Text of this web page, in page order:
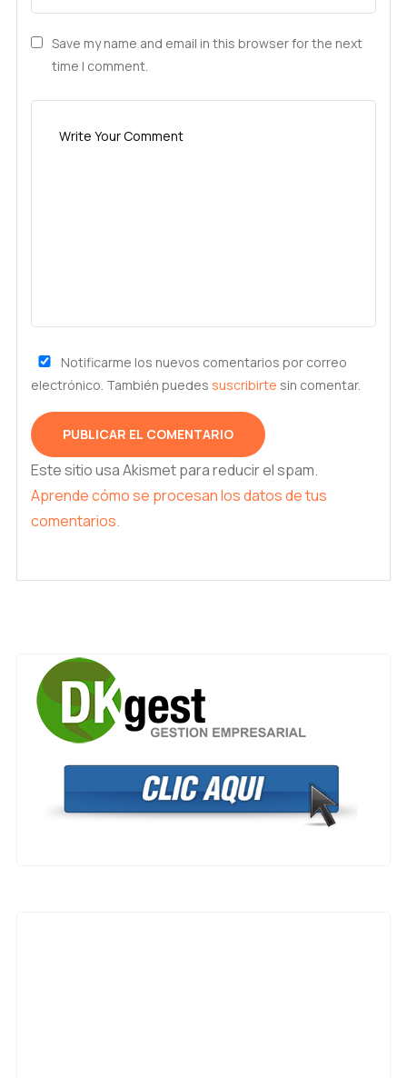
Save my name and email in this browser for the next
time I comment.
Notificarme los nuevos comentarios por correo
electrónico. También puedes suscribirte sin comentar.
Este sitio usa Akismet para reducir el spam.
Aprende cómo se procesan los datos de tus
comentarios.